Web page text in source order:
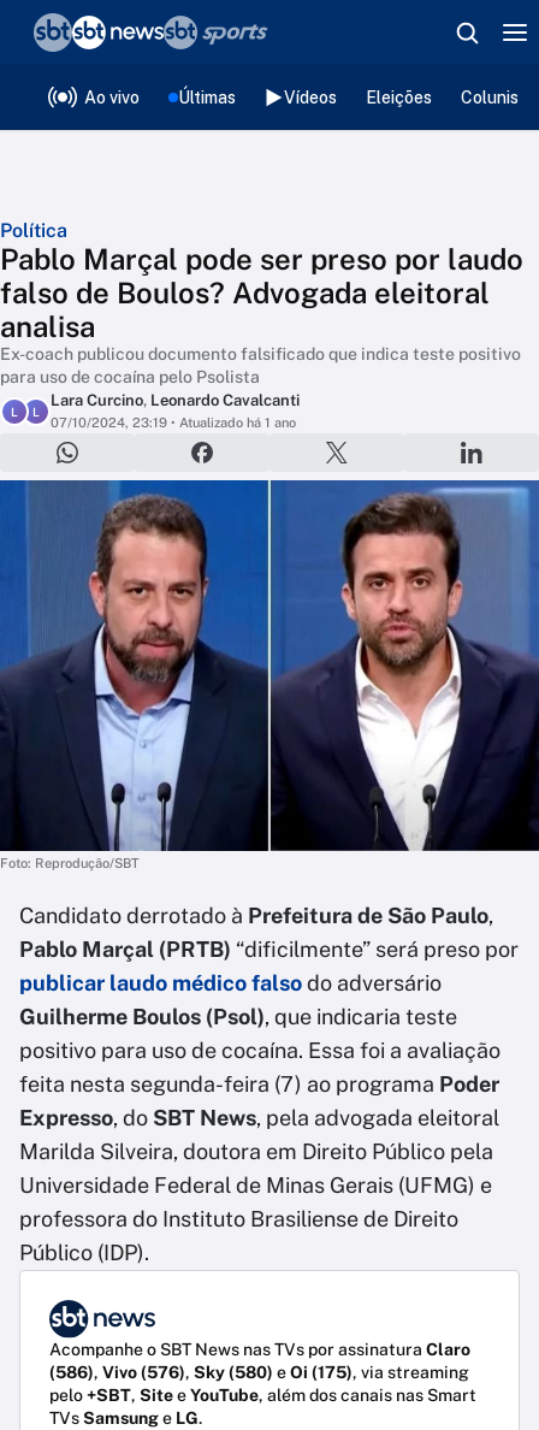
Ao vivo Últimas Vídeos Eleições
Política
Pablo Marçal pode ser preso por laudo
falso de Boulos? Advogada eleitoral
analisa
Ex-coach publicou documento falsificado que indica teste positivo
para uso de cocaína pelo Psolista
L L
Lara Curcino, Leonardo Cavalcanti
07/10/2024, 23:19 • Atualizado há 1 ano
Foto: Reprodução/SBT
Candidato derrotado à Prefeitura de São Paulo,
Pablo Marçal (PRTB) “dificilmente” será preso por
publicar laudo médico falsodo adversário
Guilherme Boulos (Psol), que indicaria teste
positivo para uso de cocaína. Essa foi a avaliação
feita nesta segunda-feira (7) ao programa Poder
Expresso, do SBT News, pela advogada eleitoral
Marilda Silveira, doutora em Direito Público pela
Universidade Federal de Minas Gerais (UFMG) e
professora do Instituto Brasiliense de Direito
Público (IDP).
Acompanhe o SBT News nas TVs por assinatura Claro
(586), Vivo (576), Sky (580) eOi (175), via streaming
pelo+SBT, SiteeYouTube, além dos canais nas Smart
TVsSamsunge LG.
❮voltar
Editorias